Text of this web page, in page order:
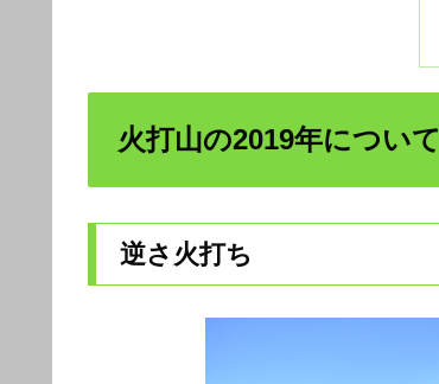
火打山の2019年について
逆さ火打ち